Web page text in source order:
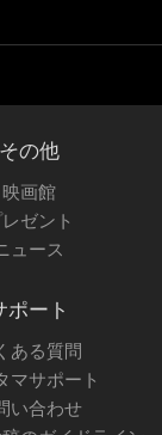
その他
映画館
ゼント
ュース
ポート
ある質問
マサポート
い合わせ